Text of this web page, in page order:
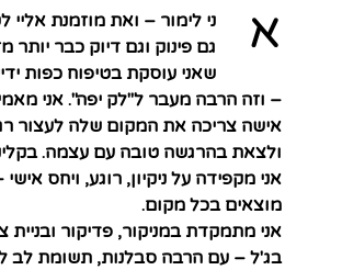
א
ני לימור – ואת מוזמנת אליי
שאני עוסקת בטיפוח כפות
– וזה הרבה מעבר ל"לק יפה". אני
אישה צריכה את המקום שלה לעצור
ולצאת בהרגשה טובה עם עצמה.
אני מקפידה על ניקיון, רוגע, ויחס
מוצאים בכל מקום.
אני מתמקדת במניקור, פדיקור ובניית
בג'ל – עם הרבה סבלנות, תשומת לב